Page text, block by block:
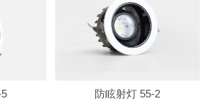
防眩射灯 55-2